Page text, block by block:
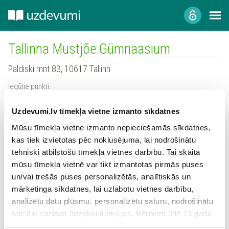
Uzdevumi.lv tīmekļa vietne izmanto sīkdatnes
Mūsu tīmekļa vietne izmanto nepieciešamās sīkdatnes,
kas tiek izvietotas pēc noklusējuma, lai nodrošinātu
tehniski atbilstošu tīmekļa vietnes darbību. Tai skaitā
mūsu tīmekļa vietnē var tikt izmantotas pirmās puses
un/vai trešās puses personalizētās, analītiskās un
mārketinga sīkdatnes, lai uzlabotu vietnes darbību,
analizētu datu plūsmu, personalizētu saturu, nodrošinātu
sociālo saziņas līdzekļu funkcijas. Bērniem līdz 13 gadu
vecumam pirms izvēles veikšanas ir jāprasa vecāka vai
Tallinna Mustjõe Gümnaasium
Paldiski mnt 83, 10617 Tallinn
Iegūtie punkti:
0
Skolas profils
Reģistrētie skolotāji
Statistika
Šajā skolā šobrīd nav reģistrējies neviens